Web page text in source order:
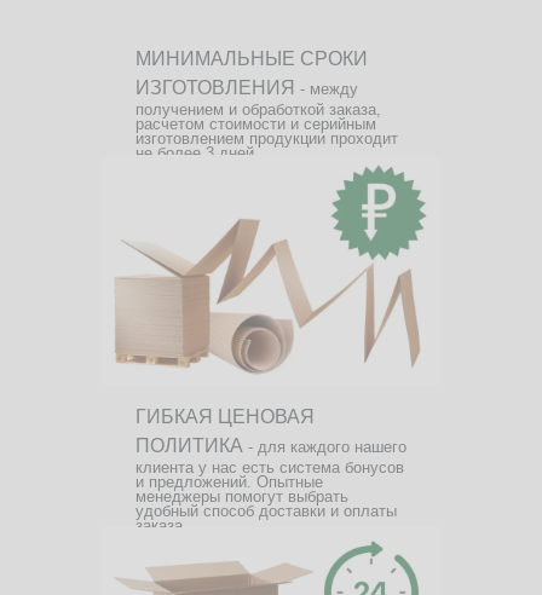
МИНИМАЛЬНЫЕ СРОКИ
ИЗГОТОВЛЕНИЯ - между
получением и обработкой заказа,
расчетом стоимости и серийным
изготовлением продукции проходит
не более 3 дней.
ГИБКАЯ ЦЕНОВАЯ
ПОЛИТИКА - для каждого нашего
клиента у нас есть система бонусов
и предложений. Опытные
менеджеры помогут выбрать
удобный способ доставки и оплаты
заказа.